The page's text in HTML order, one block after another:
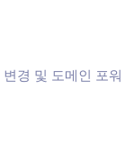
경 및 도메인 포워